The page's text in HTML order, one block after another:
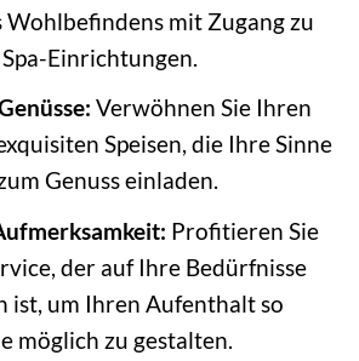
Wohlbefindens mit Zugang zu
Einrichtungen.
Verwöhnen Sie Ihren
Speisen, die Ihre Sinne
Genuss einladen.
Profitieren Sie
der auf Ihre Bedürfnisse
ist, um Ihren Aufenthalt so
möglich zu gestalten.